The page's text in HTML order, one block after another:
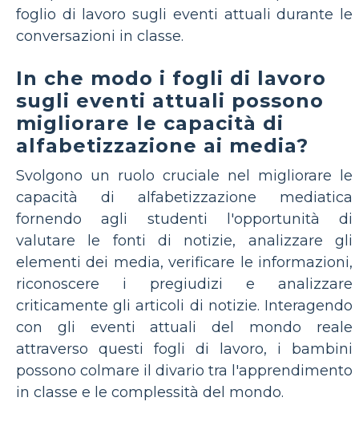
foglio di lavoro sugli eventi attuali durante le
conversazioni in classe.
In che modo i fogli di lavoro
sugli eventi attuali possono
migliorare le capacità di
alfabetizzazione ai media?
Svolgono un ruolo cruciale nel migliorare le
capacità di alfabetizzazione mediatica
fornendo agli studenti l'opportunità di
valutare le fonti di notizie, analizzare gli
elementi dei media, verificare le informazioni,
riconoscere i pregiudizi e analizzare
criticamente gli articoli di notizie. Interagendo
con gli eventi attuali del mondo reale
attraverso questi fogli di lavoro, i bambini
possono colmare il divario tra l'apprendimento
in classe e le complessità del mondo.